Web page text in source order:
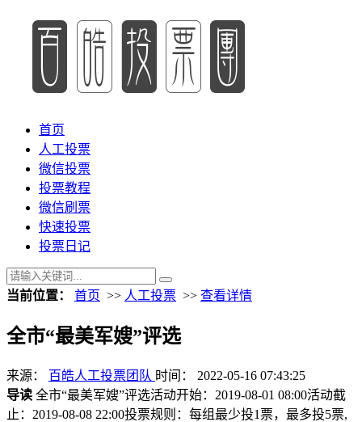
首页
人工投票
微信投票
投票教程
微信刷票
快速投票
投票日记
当前位置： 首页 >> 人工投票 >> 查看详情
全市“最美军嫂”评选
来源： 百皓人工投票团队 时间： 2022-05-16 07:43:25
导读 全市“最美军嫂”评选活动开始：2019-08-01 08:00活动截
止：2019-08-08 22:00投票规则：每组最少投1票，最多投5票,